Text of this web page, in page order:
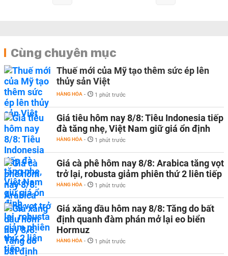
Cùng chuyên mục
Thuế mới của Mỹ tạo thêm sức ép lên
thủy sản Việt
HÀNG HÓA - 1 phút trước
Giá tiêu hôm nay 8/8: Tiêu Indonesia tiếp
đà tăng nhẹ, Việt Nam giữ giá ổn định
HÀNG HÓA - 1 phút trước
Giá cà phê hôm nay 8/8: Arabica tăng vọt
trở lại, robusta giảm phiên thứ 2 liên tiếp
HÀNG HÓA - 1 phút trước
Giá xăng dầu hôm nay 8/8: Tăng do bất
định quanh đàm phán mở lại eo biển
Hormuz
HÀNG HÓA - 1 phút trước